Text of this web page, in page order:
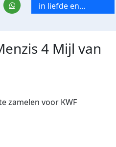
in liefde en
herinnering
4 Mijl van
zamelen voor KWF